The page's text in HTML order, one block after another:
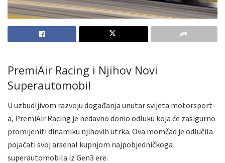
PremiAir Racing i Njihov Novi
Superautomobil
U uzbudljivom razvoju događanja unutar svijeta motorsport-
a, PremiAir Racing je nedavno donio odluku koja će zasigurno
promijeniti dinamiku njihovih utrka. Ova momčad je odlučila
pojačati svoj arsenal kupnjom najpobjedničkoga
superautomobila iz Gen3 ere.